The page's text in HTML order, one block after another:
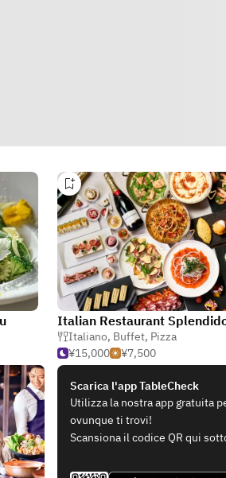
Italiano, Buffet, Pizza
¥15,000
¥7,500
Scarica l'app TableCheck
Utilizza la nostra app gratuita
ovunque ti trovi!
Scansiona il codice QR qui